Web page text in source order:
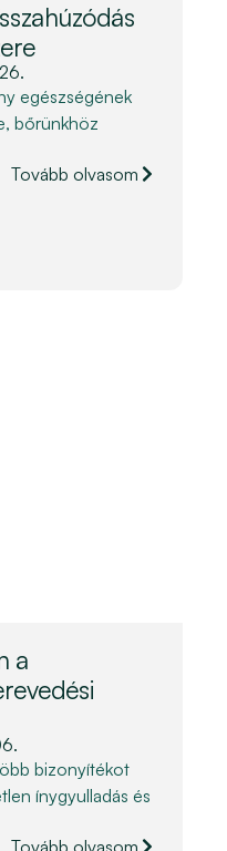
egészségének
bőrünkhöz
Tovább olvasom
a
bizonyítékot
ínygyulladás és
Tovább olvasom